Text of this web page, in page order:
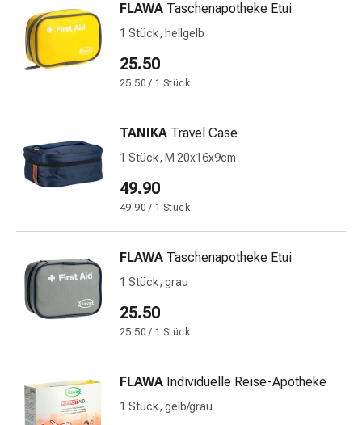
Elastische
Wundbinden
Kompressen
Fingerverbände
Fixationspflaster
Gazen
Kompressionsbinden
Pflaster
Pflasterbinden,
Tapes
&
Netzverbände
Verbandsmaterial
Verbrennungen
Sonnenbrand
Verbandwechsel-
Wundauflagen
FLAWA Taschenapotheke Etui
1 Stück, hellgelb
25.50
25.50 / 1 Stück
TANIKA Travel Case
1 Stück, M 20x16x9cm
49.90
49.90 / 1 Stück
FLAWA Taschenapotheke Etui
1 Stück, grau
25.50
25.50 / 1 Stück
FLAWA Individuelle Reise-Apotheke
1 Stück, gelb/grau